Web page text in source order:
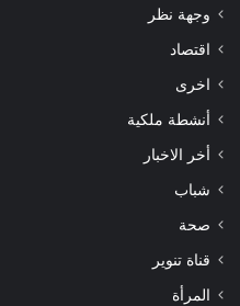
وجهة نظر
اقتصاد
اخرى
أنشطة ملكية
أخر الاخبار
شباب
صحة
قناة تنوير
المرأة